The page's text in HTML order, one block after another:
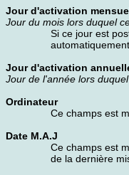
Jour d'activation
Jour du mois lors duquel
Si ce jour est
Jour d'activation
Jour de l'année lors
Ordinateur
Ce champs est
Date M.A.J
Ce champs est
de la dernière